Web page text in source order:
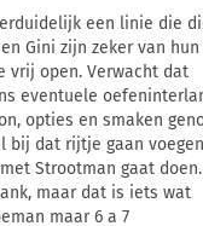
een linie die
Gini zijn zeker van hun
vrij open. Verwacht dat
eventuele
opties en smaken
bij dat rijtje gaan
Strootman gaat doen.
maar dat is iets wat
maar 6 a 7